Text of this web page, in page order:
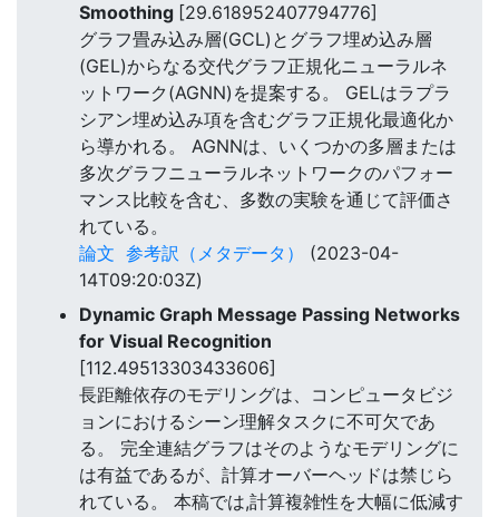
Smoothing [29.618952407794776]
グラフ畳み込み層(GCL)とグラフ埋め込み層
(GEL)からなる交代グラフ正規化ニューラルネ
ットワーク(AGNN)を提案する。 GELはラプラ
シアン埋め込み項を含むグラフ正規化最適化か
ら導かれる。 AGNNは、いくつかの多層または
多次グラフニューラルネットワークのパフォー
マンス比較を含む、多数の実験を通じて評価さ
れている。
論文 参考訳（メタデータ）
(2023-04-
14T09:20:03Z)
Dynamic Graph Message Passing Networks
for Visual Recognition
[112.49513303433606]
長距離依存のモデリングは、コンピュータビジ
ョンにおけるシーン理解タスクに不可欠であ
る。 完全連結グラフはそのようなモデリングに
は有益であるが、計算オーバーヘッドは禁じら
れている。 本稿では,計算複雑性を大幅に低減す